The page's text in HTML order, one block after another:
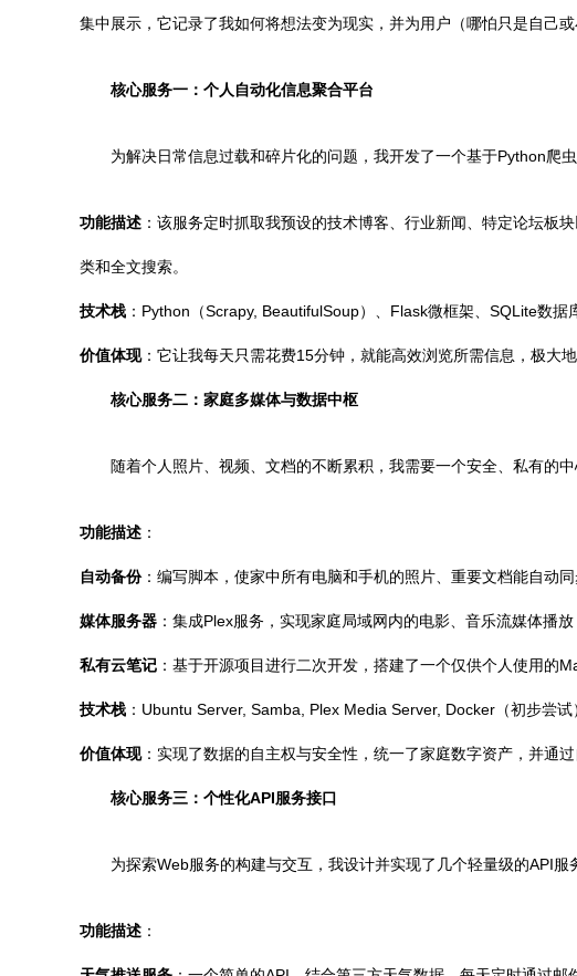
集中展示，它记录了我如何将想法变为现实，并为用户（哪怕只是自己或
核心服务一：个人自动化信息聚合平台
为解决日常信息过载和碎片化的问题，我开发了一个基于Python爬
功能描述 ：该服务定时抓取我预设的技术博客、行业新闻、特定论坛板
类和全文搜索。
技术栈 ：Python（Scrapy, BeautifulSoup）、Flask微框架、SQLite数
价值体现：它让我每天只需花费15分钟，就能高效浏览所需信息，极大
核心服务二：家庭多媒体与数据中枢
随着个人照片、视频、文档的不断累积，我需要一个安全、私有的
功能描述 ：
自动备份：编写脚本，使家中所有电脑和手机的照片、重要文档能自动同
媒体服务器 ：集成Plex服务，实现家庭局域网内的电影、音乐流媒体播
私有云笔记 ：基于开源项目进行二次开发，搭建了一个仅供个人使用的
技术栈 ：Ubuntu Server, Samba, Plex Media Server, Docker（初步尝试
价值体现：实现了数据的自主权与安全性，统一了家庭数字资产，并通
核心服务三：个性化API服务接口
为探索Web服务的构建与交互，我设计并实现了几个轻量级的API服
功能描述 ：